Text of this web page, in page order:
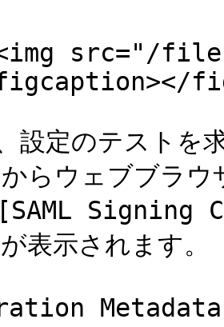
src="/files/
設定のテストを
らウェブブラ
Signing
表示されます。